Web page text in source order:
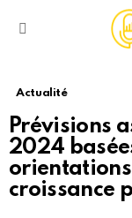
Actualité
Prévisions
2024
croissance